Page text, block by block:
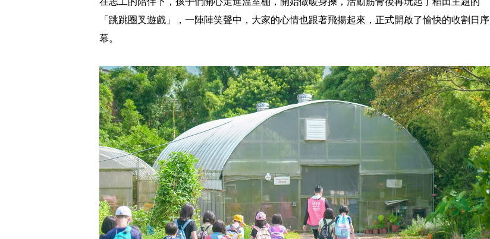
「跳跳圈叉遊戲」，一陣陣笑聲中，大家的心情也跟著飛揚起來，正式開啟了愉快的收割日序
幕。